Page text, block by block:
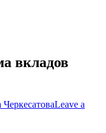
вкладов
Leave a